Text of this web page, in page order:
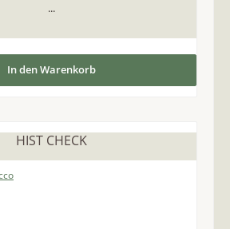
...
In den Warenkorb
HIST CHECK